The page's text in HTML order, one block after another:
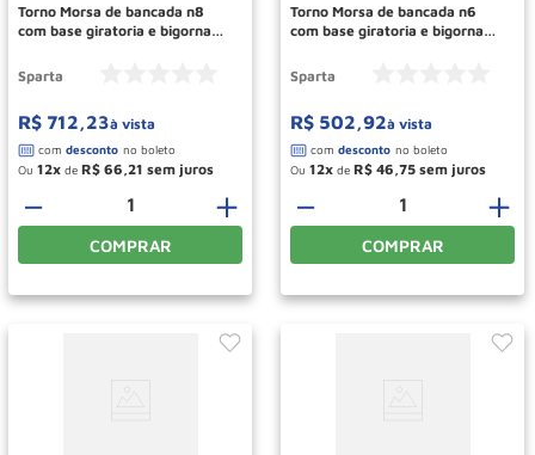
Torno Morsa de bancada n8
com base giratoria e bigorna
Sparta
R$ 712,23à vista
Ou 12 de R$ 66 21
＋
－
COMPRAR
Torno Morsa de bancada n6
com base giratoria e bigorna
Sparta
R$ 502,92à vista
Ou 12 de R$ 46 75
＋
－
COMPRAR